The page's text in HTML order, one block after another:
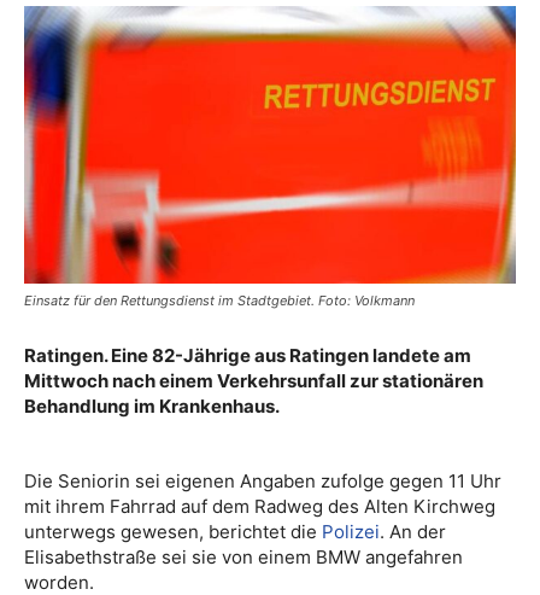
Einsatz für den Rettungsdienst im Stadtgebiet. Foto: Volkmann
Ratingen. Eine 82-Jährige aus Ratingen landete am
Mittwoch nach einem Verkehrsunfall zur stationären
Behandlung im Krankenhaus.
Die Seniorin sei eigenen Angaben zufolge gegen 11 Uhr
mit ihrem Fahrrad auf dem Radweg des Alten Kirchweg
unterwegs gewesen, berichtet die Polizei. An der
Elisabethstraße sei sie von einem BMW angefahren
worden.